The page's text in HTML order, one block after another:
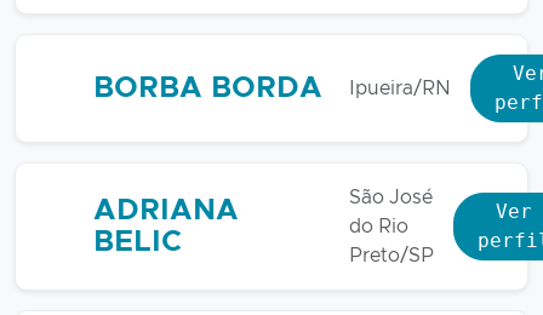
BORBA BORDA Ipueira/RN
ADRIANA
BELIC
São José
do Rio
Preto/SP
Ver